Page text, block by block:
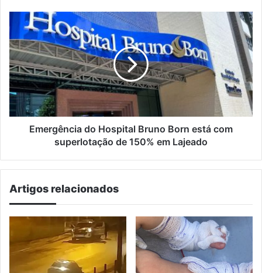
sexta-
feira
em
Encantado
Emergência
do
Hospital
Bruno
Born
está
com
superlotação
de
Emergência do Hospital Bruno Born está com
superlotação de 150% em Lajeado
Artigos relacionados